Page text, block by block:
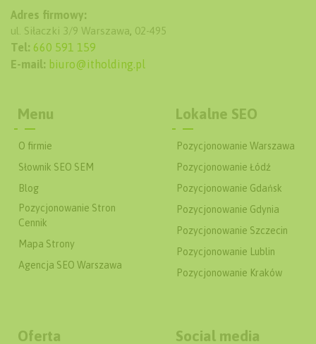
Adres firmowy:
ul. Siłaczki 3/9 Warszawa, 02-495
Tel: 660 591 159
E-mail: biuro@itholding.pl
Menu
O firmie
Słownik SEO SEM
Blog
Pozycjonowanie Stron
Cennik
Mapa Strony
Agencja SEO Warszawa
Lokalne SEO
Pozycjonowanie Warszawa
Pozycjonowanie Łódź
Pozycjonowanie Gdańsk
Pozycjonowanie Gdynia
Pozycjonowanie Szczecin
Pozycjonowanie Lublin
Pozycjonowanie Kraków
Oferta Social media